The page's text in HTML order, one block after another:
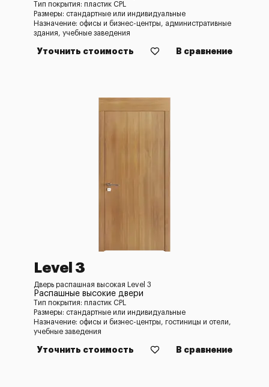
Тип покрытия: пластик CPL
Размеры: стандартные или индивидуальные
Назначение: офисы и бизнес-центры, административные
здания, учебные заведения
Уточнить стоимость В сравнение
Level 3
Дверь распашная высокая Level 3
Распашные высокие двери
Тип покрытия: пластик CPL
Размеры: стандартные или индивидуальные
Назначение: офисы и бизнес-центры, гостиницы и отели,
учебные заведения
Уточнить стоимость В сравнение